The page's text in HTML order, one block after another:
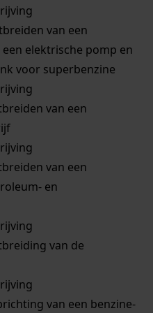
van een
elektrische pomp en
voor superbenzine
van een
van een
en
van de
van een benzine-